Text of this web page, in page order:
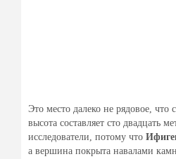
Это место далеко не рядовое,
высота составляет сто двадцать
исследователи, потому что
а вершина покрыта навалами